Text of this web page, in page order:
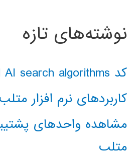
نوشته‌های تازه
کد classical AI search algorithms
کاربردهای نرم افزار متلب
مشاهده واحدهای
متلب